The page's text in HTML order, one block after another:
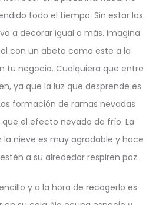
todo el tiempo. Sin estar las
a decorar igual o más. Imagina
con un abeto como este a la
tu negocio. Cualquiera que entre
ya que la luz que desprende es
formación de ramas nevadas
el efecto nevado da frío. La
nieve es muy agradable y hace
a su alrededor respiren paz.
y a la hora de recogerlo es